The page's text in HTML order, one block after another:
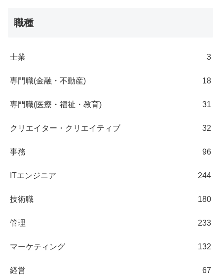
職種
士業 3
専門職(金融・不動産) 18
専門職(医療・福祉・教育) 31
クリエイター・クリエイティブ 32
事務 96
ITエンジニア 244
技術職 180
管理 233
マーケティング 132
経営 67